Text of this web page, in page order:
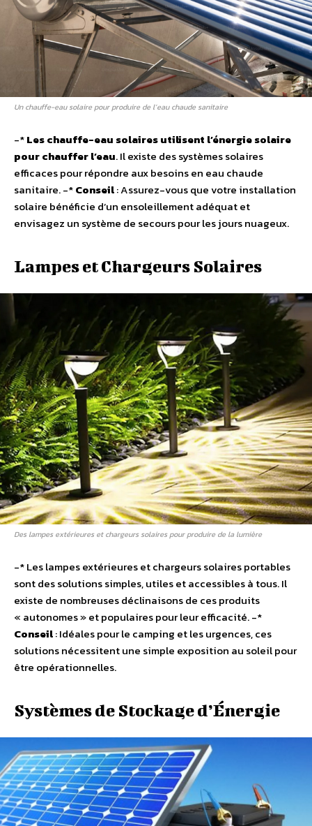
Un chauffe-eau solaire pour produire de l’eau chaude sanitaire
-*Les chauffe-eau solaires utilisent l’énergie solaire
pour chauffer l’eau. Il existe des systèmes solaires
efficaces pour répondre aux besoins en eau chaude
sanitaire. -*Conseil: Assurez-vous que votre installation
solaire bénéficie d’un ensoleillement adéquat et
envisagez un système de secours pour les jours nuageux.
Lampes et Chargeurs Solaires
Des lampes extérieures et chargeurs solaires pour produire de la lumière
-* Les lampes extérieures et chargeurs solaires portables
sont des solutions simples, utiles et accessibles à tous. Il
existe de nombreuses déclinaisons de ces produits
« autonomes » et populaires pour leur efficacité. -*
Conseil: Idéales pour le camping et les urgences, ces
solutions nécessitent une simple exposition au soleil pour
être opérationnelles.
Systèmes de Stockage d’Énergie